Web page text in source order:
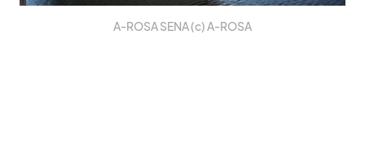
A‑ROSA SENA (c) A‑ROSA